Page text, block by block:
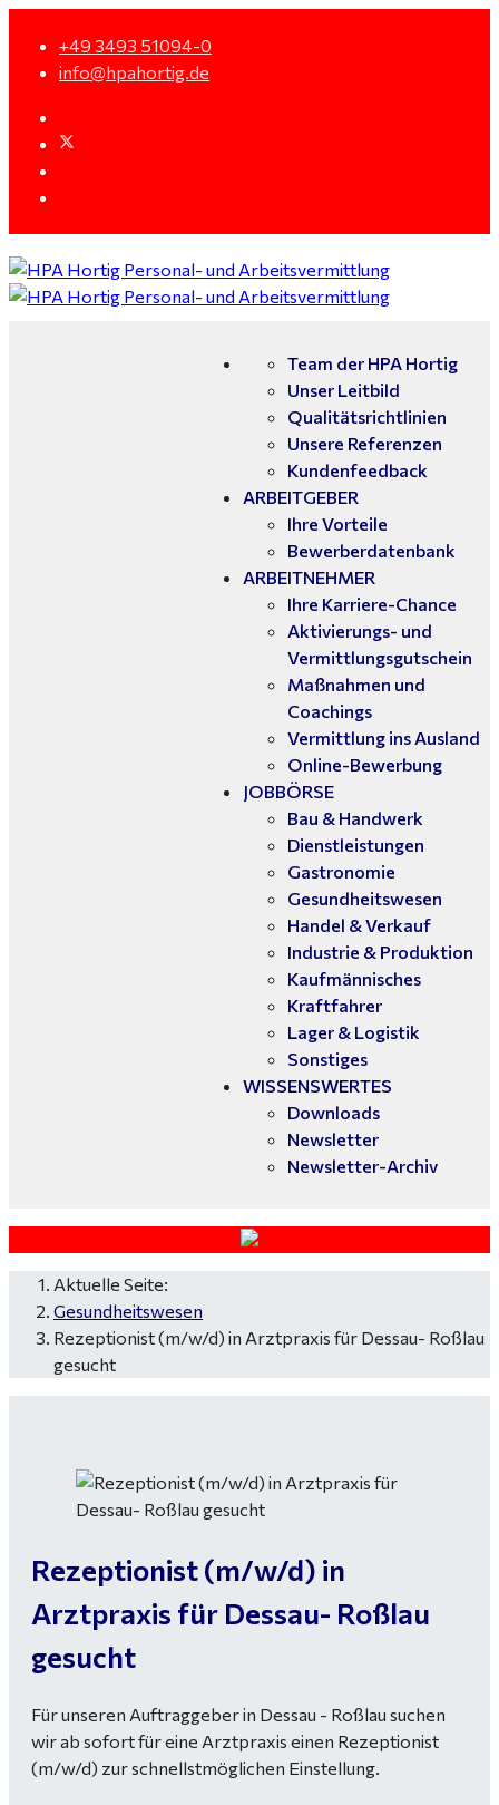
+49 3493 51094-0
info@hpahortig.de
Team der HPA Hortig
Unser Leitbild
Qualitätsrichtlinien
Unsere Referenzen
Kundenfeedback
ARBEITGEBER
Ihre Vorteile
Bewerberdatenbank
ARBEITNEHMER
Ihre Karriere-Chance
Aktivierungs- und
Vermittlungsgutschein
Maßnahmen und
Coachings
Vermittlung ins Ausland
Online-Bewerbung
JOBBÖRSE
Bau & Handwerk
Dienstleistungen
Gastronomie
Gesundheitswesen
Handel & Verkauf
Industrie & Produktion
Kaufmännisches
Kraftfahrer
Lager & Logistik
Sonstiges
WISSENSWERTES
Downloads
Newsletter
Newsletter-Archiv
Aktuelle Seite:
Gesundheitswesen
Rezeptionist (m/w/d) in Arztpraxis für Dessau- Roßlau
gesucht
Rezeptionist (m/w/d) in
Arztpraxis für Dessau- Roßlau
gesucht
Für unseren Auftraggeber in Dessau - Roßlau suchen
wir ab sofort für eine Arztpraxis einen Rezeptionist
(m/w/d) zur schnellstmöglichen Einstellung.